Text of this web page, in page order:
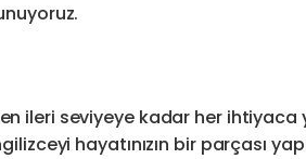
ileri seviyeye kadar her
hayatınızın bir parçası